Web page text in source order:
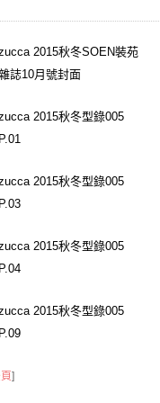
2015秋冬SOEN裝苑
誌10月號封面
2015秋冬型錄005
2015秋冬型錄005
2015秋冬型錄005
2015秋冬型錄005
]